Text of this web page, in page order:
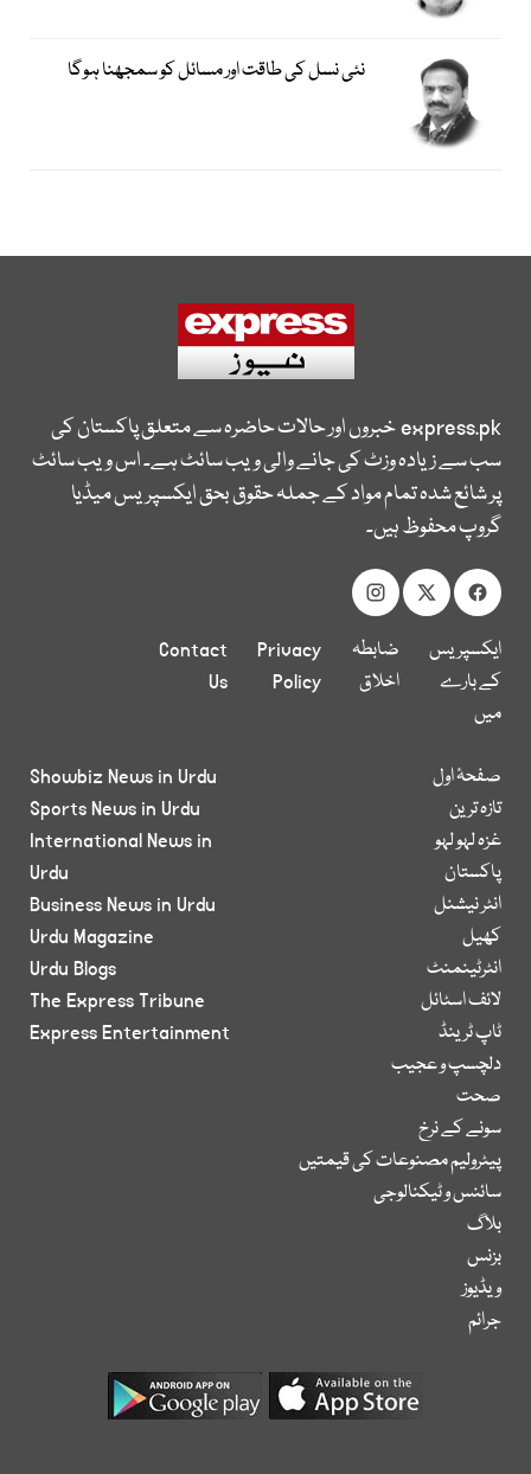
نئی نسل کی طاقت اور مسائل کو سمجھنا ہوگا
express.pkخبروں اور حالات حاضرہ سے متعلق پاکستان کی
سب سے زیادہ وزٹ کی جانے والی ویب سائٹ ہے۔ اس ویب سائٹ
پر شائع شدہ تمام مواد کے جملہ حقوق بحق ایکسپریس میڈیا
گروپ محفوظ ہیں۔
ایکسپریس
کے بارے
میں
ضابطہ
اخلاق
Privacy
Policy
Contact
Us
صفحۂ اول
تازہ ترین
غزہ لہو لہو
پاکستان
انٹر نیشنل
کھیل
انٹرٹینمنٹ
لائف اسٹائل
ٹاپ ٹرینڈ
دلچسپ و عجیب
صحت
سونے کے نرخ
پیٹرولیم مصنوعات کی قیمتیں
سائنس و ٹیکنالوجی
بلاگ
بزنس
ویڈیوز
جرائم
Showbiz News in Urdu
Sports News in Urdu
International News in
Urdu
Business News in Urdu
Urdu Magazine
Urdu Blogs
The Express Tribune
Express Entertainment